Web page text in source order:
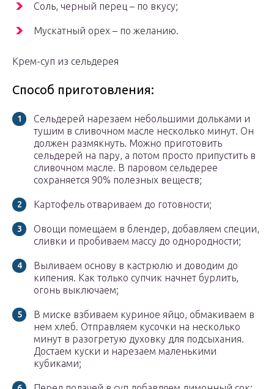
Соль, черный перец – по вкусу;
Мускатный орех – по желанию.
Крем-суп из сельдерея
Способ приготовления:
Сельдерей нарезаем небольшими дольками и
тушим в сливочном масле несколько минут. Он
должен размякнуть. Можно приготовить
сельдерей на пару, а потом просто припустить в
сливочном масле. В паровом сельдерее
сохраняется 90% полезных веществ;
Картофель отвариваем до готовности;
Овощи помещаем в блендер, добавляем специи,
сливки и пробиваем массу до однородности;
Выливаем основу в кастрюлю и доводим до
кипения. Как только супчик начнет бурлить,
огонь выключаем;
В миске взбиваем куриное яйцо, обмакиваем в
нем хлеб. Отправляем кусочки на несколько
минут в разогретую духовку для подсыхания.
Достаем куски и нарезаем маленькими
кубиками;